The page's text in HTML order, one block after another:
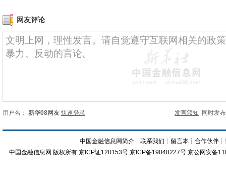
网友评论
用户名： 新华08网友 快速登录 发言须知 同时发
中国金融信息网简介 ┊联系我们 ┊ 留言本 ┊合作伙伴 ┊
中国金融信息网 版权所有 京ICP证120153号 京ICP备19048227号 京公网安备